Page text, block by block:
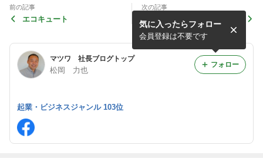
前の記事
エコキュート
次の記事
マツワ 社長ブログトップ
松岡 力也
気に入ったらフォロー
会員登録は不要です
フォロー
起業・ビジネスジャンル 103位